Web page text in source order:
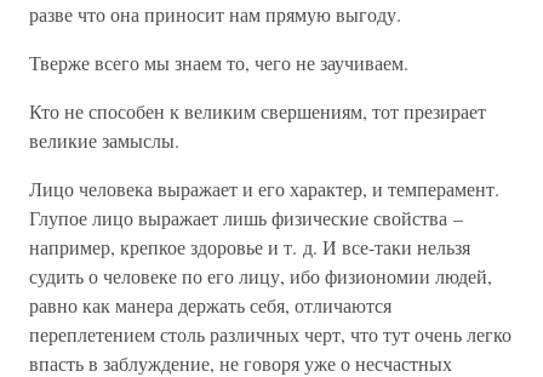
разве что она приносит нам прямую выгоду.
Тверже всего мы знаем то, чего не заучиваем.
Кто не способен к великим свершениям, тот презирает
великие замыслы.
Лицо человека выражает и его характер, и темперамент.
Глупое лицо выражает лишь физические свойства –
например, крепкое здоровье и т. д. И все-таки нельзя
судить о человеке по его лицу, ибо физиономии людей,
равно как манера держать себя, отличаются
переплетением столь различных черт, что тут очень легко
впасть в заблуждение, не говоря уже о несчастных